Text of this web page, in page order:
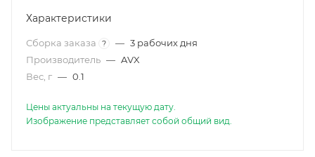
Характеристики
Сборка заказа ? — 3 рабочих дня
Производитель — AVX
Вес, г — 0.1
Цены актуальны на текущую дату.
Изображение представляет собой общий вид.